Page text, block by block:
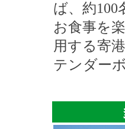
ば、約
お食事を
用する寄
テンダー